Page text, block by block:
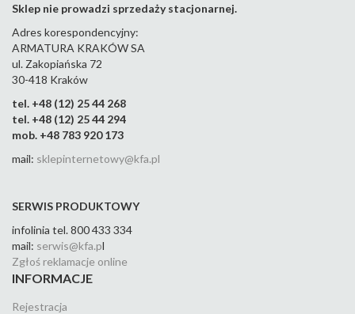
Sklep nie prowadzi sprzedaży stacjonarnej.
Adres korespondencyjny:
ARMATURA KRAKÓW SA
ul. Zakopiańska 72
30-418 Kraków
tel. +48 (12) 25 44 268
tel. +48 (12) 25 44 294
mob. +48 783 920 173
mail: sklepinternetowy@kfa.pl
SERWIS PRODUKTOWY
infolinia tel. 800 433 334
mail: serwis@kfa.pl
Zgłoś reklamacje online
INFORMACJE
Rejestracja